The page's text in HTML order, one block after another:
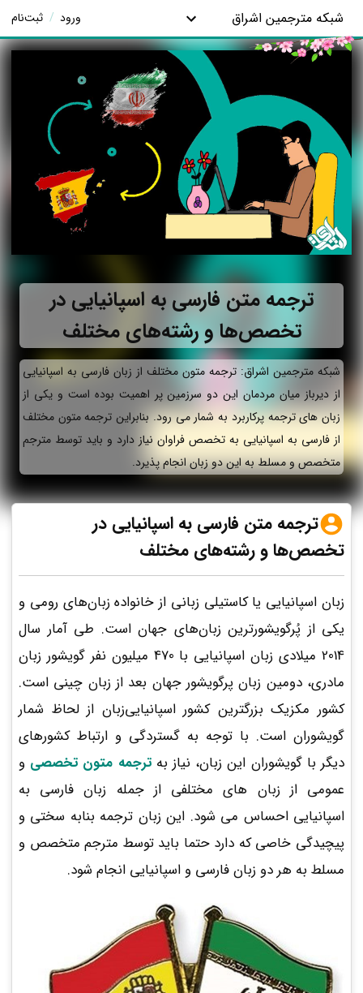
شبکه مترجمین اشراق ورود / ثبت‌نام
ترجمه متن فارسی به اسپانیایی در
تخصص‌ها و رشته‌های مختلف
شبکه مترجمین اشراق: ترجمه متون مختلف از زبان فارسی به اسپانیایی
از دیرباز میان مردمان این دو سرزمین پر اهمیت بوده است و یکی از
زبان های ترجمه پرکاربرد به شمار می رود. بنابراین ترجمه متون مختلف
از فارسی به اسپانیایی به تخصص فراوان نیاز دارد و باید توسط مترجم
متخصص و مسلط به این دو زبان انجام پذیرد.
ترجمه متن فارسی به اسپانیایی در
تخصص‌ها و رشته‌های مختلف
زبان اسپانیایی یا کاستیلی زبانی از خانواده‌ زبان‌های رومی و
یکی از پُرگویشورترین زبان‌های جهان است. طی آمار سال
2014 میلادی زبان اسپانیایی با 470 میلیون نفر گویشور زبان
مادری، دومین زبان پرگویشور جهان بعد از زبان چینی است.
کشور مکزیک بزرگترین کشور اسپانیایی‌زبان از لحاظ شمار
گویشوران است. با توجه به گستردگی و ارتباط کشورهای
دیگر با گویشوران این زبان، نیاز بهترجمه متون تخصصی و
عمومی از زبان های مختلفی از جمله زبان فارسی به
اسپانیایی احساس می شود. این زبان ترجمه بنابه سختی و
پیچیدگی خاصی که دارد حتما باید توسط مترجم متخصص و
مسلط به هر دو زبان فارسی و اسپانیایی انجام شود.